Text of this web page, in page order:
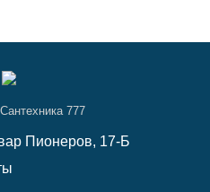
777
Пионеров, 17-Б